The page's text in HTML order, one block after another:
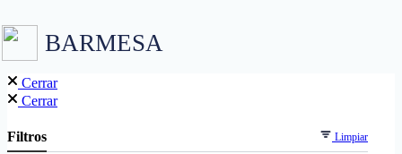
BARMESA
Cerrar
Cerrar
Filtros Limpiar